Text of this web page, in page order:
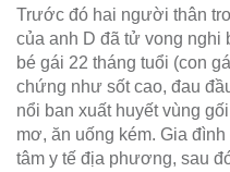
Trước đó hai người thân
của anh D đã tử vong nghi
bé gái 22 tháng tuổi (con
chứng như sốt cao, đau
nổi ban xuất huyết vùng
mơ, ăn uống kém. Gia
tâm y tế địa phương, sau